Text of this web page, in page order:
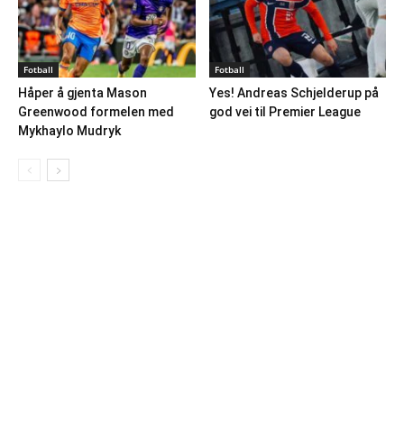
Fotball
Håper å gjenta Mason
Greenwood formelen med
Mykhaylo Mudryk
Fotball
Yes! Andreas Schjelderup på
god vei til Premier League